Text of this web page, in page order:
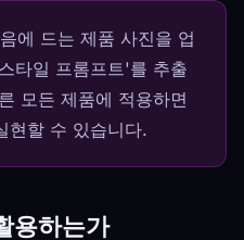
에 드는 제품 사진을 업
타일 프롬프트'를 추출
모든 제품에 적용하면
현할 수 있습니다.
용하는가